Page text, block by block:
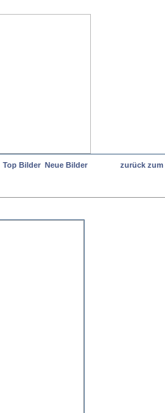
Top Bilder Neue Bilder zurück zum